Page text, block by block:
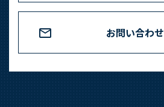
お問い合わせ